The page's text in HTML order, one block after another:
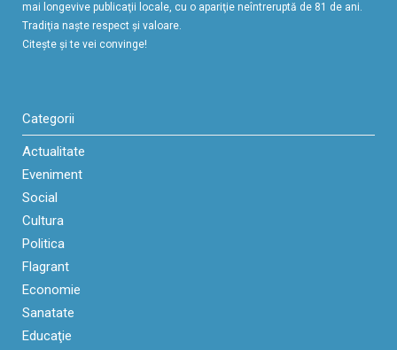
mai longevive publicaţii locale, cu o apariţie neîntreruptă de 81 de ani.
Tradiţia naşte respect şi valoare.
Citeşte şi te vei convinge!
Categorii
Actualitate
Eveniment
Social
Cultura
Politica
Flagrant
Economie
Sanatate
Educaţie